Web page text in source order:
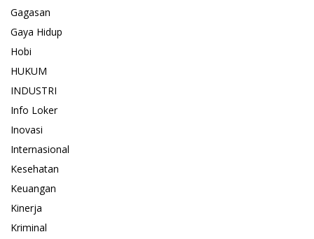
Gagasan
Gaya Hidup
Hobi
HUKUM
INDUSTRI
Info Loker
Inovasi
Internasional
Kesehatan
Keuangan
Kinerja
Kriminal